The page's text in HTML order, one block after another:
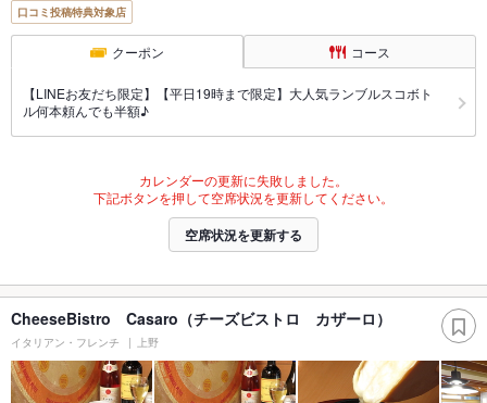
口コミ投稿特典対象店
クーポン コース
【LINEお友だち限定】【平日19時まで限定】大人気ランブルスコボト
ル何本頼んでも半額♪
カレンダーの更新に失敗しました。
下記ボタンを押して空席状況を更新してください。
空席状況を更新する
CheeseBistro Casaro（チーズビストロ カザーロ）
イタリアン・フレンチ 上野